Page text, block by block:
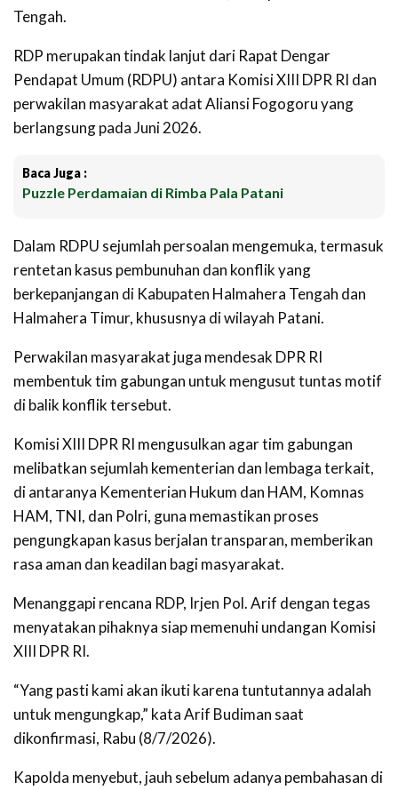
Tengah.
RDP merupakan tindak lanjut dari Rapat Dengar
Pendapat Umum (RDPU) antara Komisi XIII DPR RI dan
perwakilan masyarakat adat Aliansi Fogogoru yang
berlangsung pada Juni 2026.
Baca Juga :
Puzzle Perdamaian di Rimba Pala Patani
Dalam RDPU sejumlah persoalan mengemuka, termasuk
rentetan kasus pembunuhan dan konflik yang
berkepanjangan di Kabupaten Halmahera Tengah dan
Halmahera Timur, khususnya di wilayah Patani.
Perwakilan masyarakat juga mendesak DPR RI
membentuk tim gabungan untuk mengusut tuntas motif
di balik konflik tersebut.
Komisi XIII DPR RI mengusulkan agar tim gabungan
melibatkan sejumlah kementerian dan lembaga terkait,
di antaranya Kementerian Hukum dan HAM, Komnas
HAM, TNI, dan Polri, guna memastikan proses
pengungkapan kasus berjalan transparan, memberikan
rasa aman dan keadilan bagi masyarakat.
Menanggapi rencana RDP, Irjen Pol. Arif dengan tegas
menyatakan pihaknya siap memenuhi undangan Komisi
XIII DPR RI.
“Yang pasti kami akan ikuti karena tuntutannya adalah
untuk mengungkap,” kata Arif Budiman saat
dikonfirmasi, Rabu (8/7/2026).
Kapolda menyebut, jauh sebelum adanya pembahasan di